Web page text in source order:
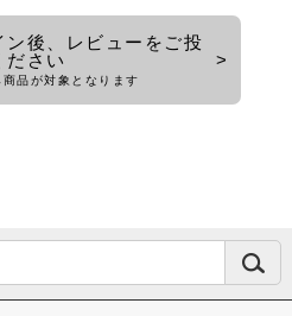
ン後、レビューをご投
ださい
品が対象となります